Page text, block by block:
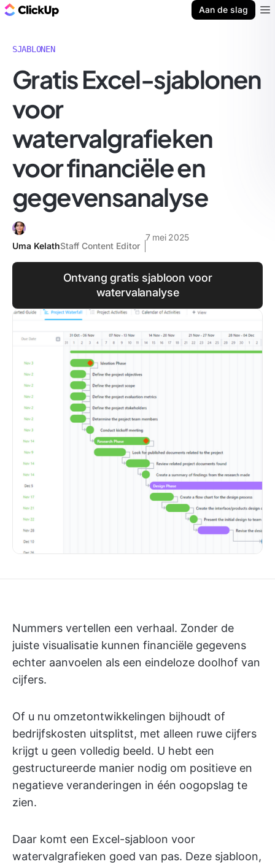
Aan de slag
SJABLONEN
Gratis Excel-sjablonen
voor
watervalgrafieken
voor financiële en
gegevensanalyse
Uma KelathStaff Content Editor
7 mei 2025
Ontvang gratis sjabloon voor
watervalanalyse
Nummers vertellen een verhaal. Zonder de
juiste visualisatie kunnen financiële gegevens
echter aanvoelen als een eindeloze doolhof van
cijfers.
Of u nu omzetontwikkelingen bijhoudt of
bedrijfskosten uitsplitst, met alleen ruwe cijfers
krijgt u geen volledig beeld. U hebt een
gestructureerde manier nodig om positieve en
negatieve veranderingen in één oogopslag te
zien.
Daar komt een Excel-sjabloon voor
watervalgrafieken goed van pas. Deze sjabloon,